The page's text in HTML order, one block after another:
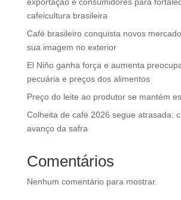
cafeicultura brasileira
Café brasileiro conquista novos
sua imagem no exterior
El Niño ganha força e aumenta
pecuária e preços dos alimentos
Preço do leite ao produtor se mantém
Colheita de café 2026 segue atrasada:
avanço da safra
Comentários
Nenhum comentário para mostrar.